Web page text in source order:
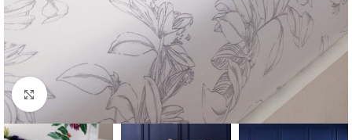
Click to enlarge